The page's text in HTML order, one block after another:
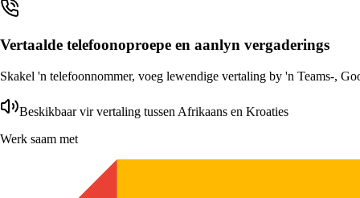
Vertaalde telefoonoproepe en aanlyn vergaderings
Skakel 'n telefoonnommer, voeg lewendige vertaling by 'n Teams-,
Beskikbaar vir vertaling tussen Afrikaans en Kroaties
Werk saam met